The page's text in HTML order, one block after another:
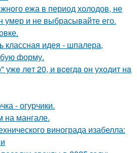
ежа в период холодов, не
умер и не выбрасывайте его.
идея - шпалера,
форму.
лeт 20, и вceгдa oн уxoдит нa
- огурчики.
на мангале.
винограда изабелла: